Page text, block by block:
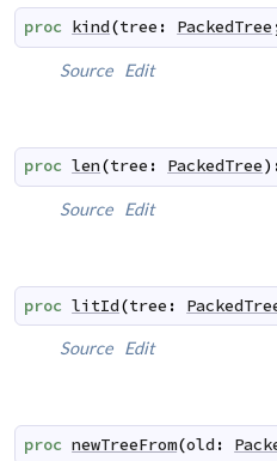
proc kind(tree : PackedTree
Source Edit
proc len(tree : PackedTree)
Source Edit
proc litId(tree :
Source Edit
proc newTreeFrom(old :